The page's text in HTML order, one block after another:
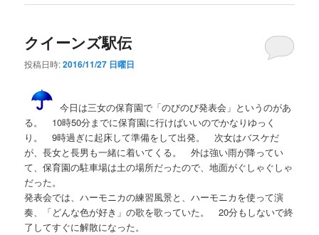
クイーンズ駅伝
投稿日時:2016/11/27 日曜日
今日は三女の保育園で「のびのび発表会」というのがあ
る。 10時50分までに保育園に行けばいいのでかなりゆっく
り。 9時過ぎに起床して準備をして出発。 次女はバスケだ
が、長女と長男も一緒に着いてくる。 外は強い雨が降ってい
て、保育園の駐車場は土の場所だったので、地面がぐしゃぐしゃ
だった。
発表会では、ハーモニカの練習風景と、ハーモニカを使って演
奏、「どんな色が好き」の歌を歌っていた。 20分もしないで終
了してすぐに解散になった。